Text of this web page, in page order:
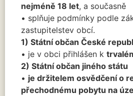
nejméně 18 let, a současně
• splňuje podmínky podle
zastupitelstev obcí.
1) Státní občan České
• je v obci přihlášen k
2) Státní občan jiného státu
• je držitelem osvědčení o
přechodnému pobytu na